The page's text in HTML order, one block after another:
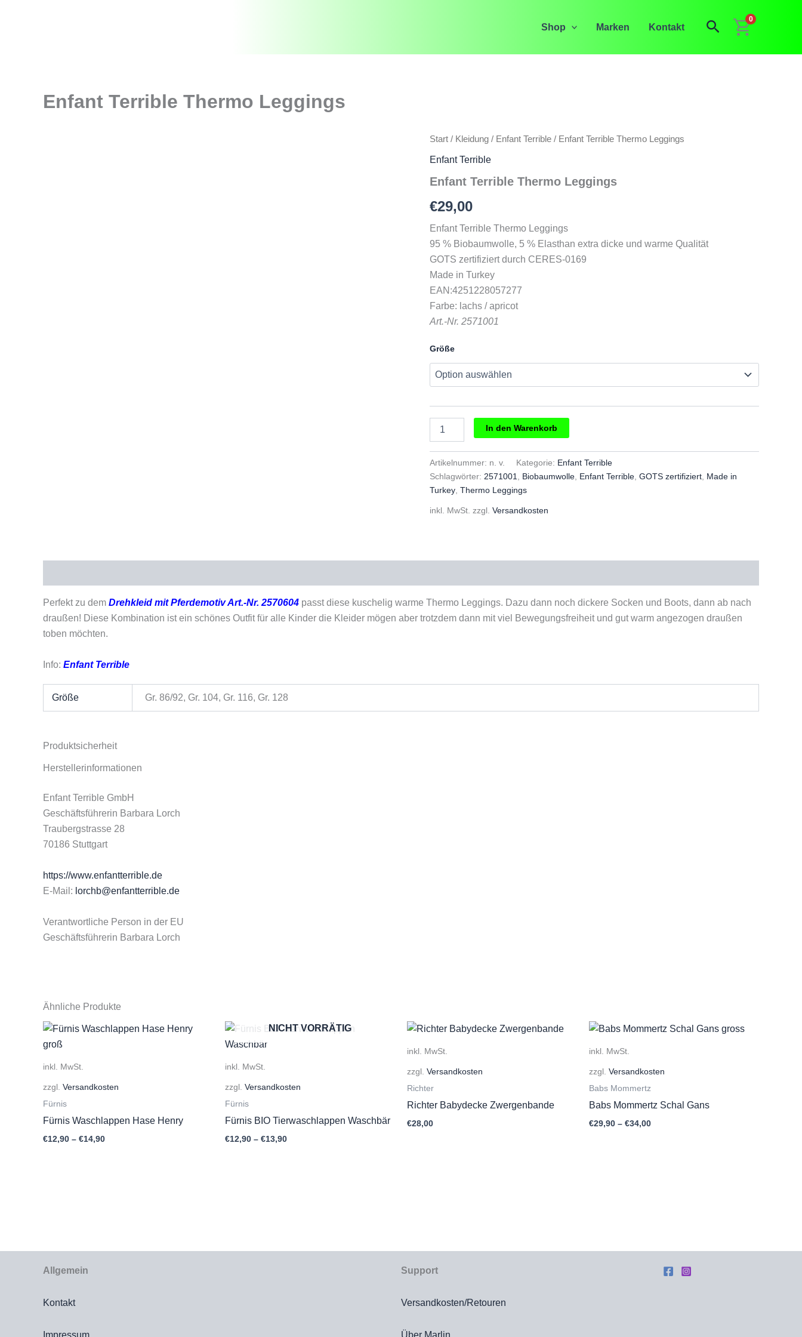
Shop Marken Kontakt Suchen
0
Enfant Terrible Thermo Leggings
Start / Kleidung / Enfant Terrible / Enfant Terrible Thermo Leggings
Enfant Terrible
Enfant Terrible Thermo Leggings
€29,00
Enfant Terrible Thermo Leggings
95 % Biobaumwolle, 5 % Elasthan extra dicke und warme Qualität
GOTS zertifiziert durch CERES-0169
Made in Turkey
EAN:4251228057277
Farbe: lachs / apricot
Art.-Nr. 2571001
Größe
Terrible
Leggings
In den Warenkorb
Artikelnummer: n. v. Kategorie: Enfant Terrible
Schlagwörter: 2571001 Biobaumwolle Enfant Terrible GOTS zertifiziert Made in
Turkey Thermo Leggings
inkl. MwSt. zzgl. Versandkosten
Perfekt zu dem Drehkleid mit Pferdemotiv Art.-Nr. 2570604 passt diese kuschelig warme Thermo Leggings. Dazu dann noch dickere Socken und Boots, dann ab nach
draußen! Diese Kombination ist ein schönes Outfit für alle Kinder die Kleider mögen aber trotzdem dann mit viel Bewegungsfreiheit und gut warm angezogen draußen
toben möchten.
Info: Enfant Terrible
Größe Gr. 86/92, Gr. 104, Gr. 116, Gr. 128
Produktsicherheit
Herstellerinformationen
Enfant Terrible GmbH
Geschäftsführerin Barbara Lorch
Traubergstrasse 28
70186 Stuttgart
https://www.enfantterrible.de
E-Mail: lorchb@enfantterrible.de
Verantwortliche Person in der EU
Geschäftsführerin Barbara Lorch
Ähnliche Produkte
inkl. MwSt.
zzgl. Versandkosten
Fürnis
Fürnis Waschlappen Hase Henry
€12,90 – €14,90
NICHT VORRÄTIG
inkl. MwSt.
zzgl. Versandkosten
Fürnis
Fürnis BIO Tierwaschlappen Waschbär
€12,90 – €13,90
inkl. MwSt.
zzgl. Versandkosten
Richter
Richter Babydecke Zwergenbande
€28,00
inkl. MwSt.
zzgl. Versandkosten
Babs Mommertz
Babs Mommertz Schal Gans
€29,90 – €34,00
Allgemein
Kontakt
Impressum
Support
Versandkosten/Retouren
Über Marlin